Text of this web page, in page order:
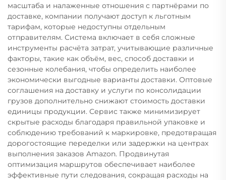
масштаба и налаженные отношения с партнёрами по
доставке, компании получают доступ к льготным
тарифам, которые недоступны отдельным
отправителям. Система включает в себя сложные
инструменты расчёта затрат, учитывающие различные
факторы, такие как объём, вес, способ доставки и
сезонные колебания, чтобы определить наиболее
экономически выгодные варианты доставки. Оптовые
соглашения на доставку и услуги по консолидации
грузов дополнительно снижают стоимость доставки
единицы продукции. Сервис также минимизирует
скрытые расходы благодаря правильной упаковке и
соблюдению требований к маркировке, предотвращая
дорогостоящие переделки или задержки на центрах
выполнения заказов Amazon. Продвинутая
оптимизация маршрутов обеспечивает наиболее
эффективные пути следования, сокращая расходы на